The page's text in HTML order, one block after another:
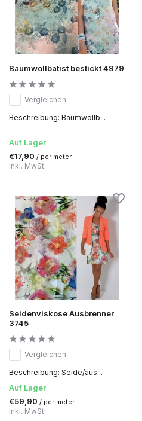
Baumwollbatist bestickt 4979
Vergleichen
Beschreibung: Baumwollb...
Auf Lager
€17,90 / per meter
Inkl. MwSt.
Seidenviskose Ausbrenner
3745
Vergleichen
Beschreibung: Seide/aus...
Auf Lager
€59,90 / per meter
Inkl. MwSt.